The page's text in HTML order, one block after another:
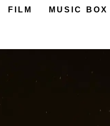
FILM MUSIC BOX